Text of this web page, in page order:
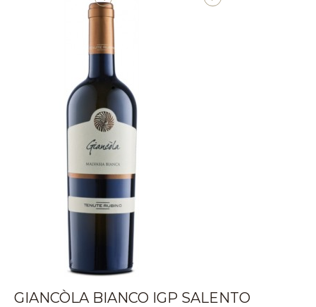
GIANCÒLA BIANCO IGP SALENTO